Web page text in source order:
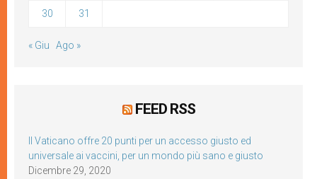
30 31
« Giu Ago »
FEED RSS
Il Vaticano offre 20 punti per un accesso giusto ed
universale ai vaccini, per un mondo più sano e giusto
Dicembre 29, 2020